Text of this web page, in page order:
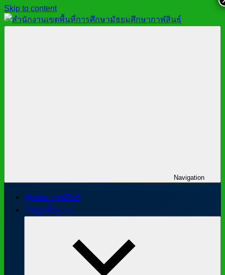
Skip to content
Navigation
@สพม.กาฬสินธุ์
ข้อมูลพื้นฐาน